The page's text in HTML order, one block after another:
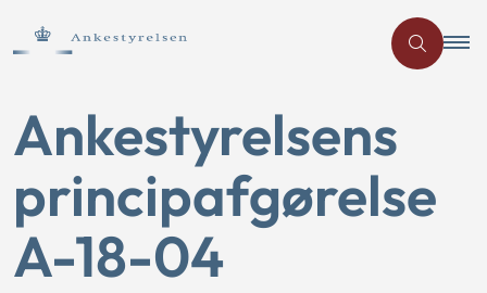
Ankestyrelsens
principafgørelse
A-18-04